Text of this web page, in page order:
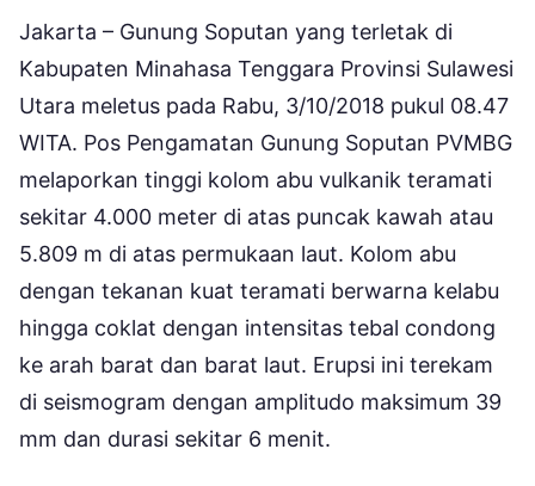
Jakarta – Gunung Soputan yang terletak di
Kabupaten Minahasa Tenggara Provinsi Sulawesi
Utara meletus pada Rabu, 3/10/2018 pukul 08.47
WITA. Pos Pengamatan Gunung Soputan PVMBG
melaporkan tinggi kolom abu vulkanik teramati
sekitar 4.000 meter di atas puncak kawah atau
5.809 m di atas permukaan laut. Kolom abu
dengan tekanan kuat teramati berwarna kelabu
hingga coklat dengan intensitas tebal condong
ke arah barat dan barat laut. Erupsi ini terekam
di seismogram dengan amplitudo maksimum 39
mm dan durasi sekitar 6 menit.